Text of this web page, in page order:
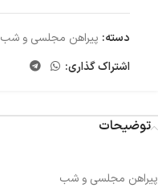
دسته: پیراهن مجلسی و شب
اشتراک گذاری:
توضیحات
پیراهن مجلسی و شب